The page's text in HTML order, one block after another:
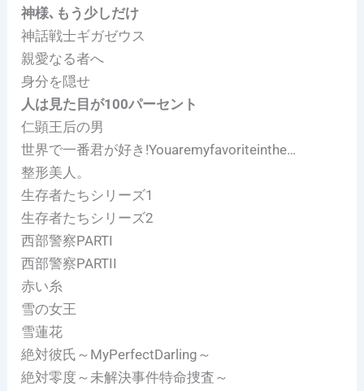
神様､もう少しだけ
神話戦士ギガゼウス
親愛なる者へ
身分を隠せ
人は見た目が100パーセント
仁顕王后の男
世界で一番君が好き!Youaremyfavoriteinthe…
整形美人。
生存者たちシリーズ1
生存者たちシリーズ2
西部警察PARTI
西部警察PARTII
赤い糸
雪の女王
雪蓮花
絶対彼氏～MyPerfectDarling～
絶対零度～未解決事件特命捜査～